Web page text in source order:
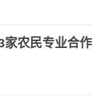
农民专业合